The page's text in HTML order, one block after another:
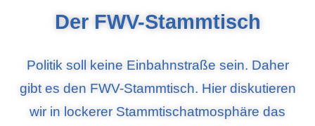
Der FWV-Stammtisch
Politik soll keine Einbahnstraße sein. Daher
gibt es den FWV-Stammtisch. Hier diskutieren
wir in lockerer Stammtischatmosphäre das